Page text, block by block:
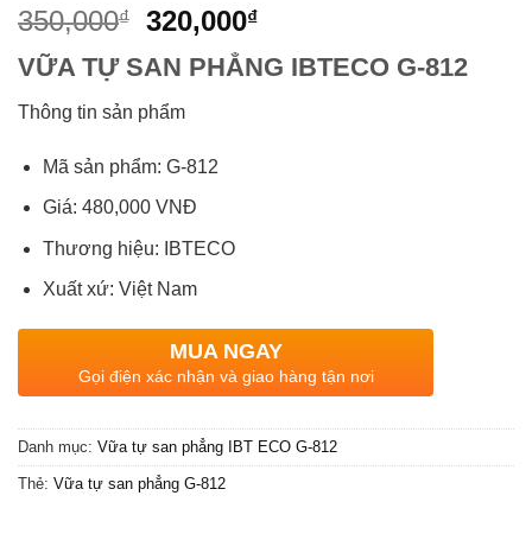
5.00trên 5
dựa trên
1
đánh giá
350,000₫
Giá
là:
350,000₫.
320,000₫Giá
tại
VỮA TỰ SAN PHẲNG IBTECO G-812
Thông tin sản phẩm
Mã sản phẩm: G-812
Giá: 480,000 VNĐ
Thương hiệu: IBTECO
Xuất xứ: Việt Nam
MUA NGAY
Gọi điện xác nhận và giao hàng tận nơi
Danh mục: Vữa tự san phẳng IBT ECO G-812
Thẻ: Vữa tự san phẳng G-812